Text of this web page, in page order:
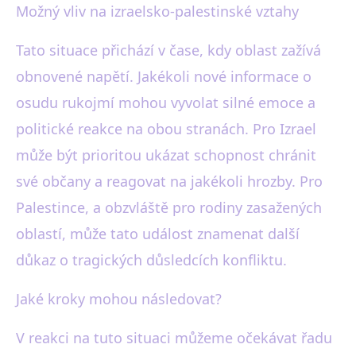
Možný vliv na izraelsko-palestinské vztahy
Tato situace přichází v čase, kdy oblast zažívá
obnovené napětí. Jakékoli nové informace o
osudu rukojmí mohou vyvolat silné emoce a
politické reakce na obou stranách. Pro Izrael
může být prioritou ukázat schopnost chránit
své občany a reagovat na jakékoli hrozby. Pro
Palestince, a obzvláště pro rodiny zasažených
oblastí, může tato událost znamenat další
důkaz o tragických důsledcích konfliktu.
Jaké kroky mohou následovat?
V reakci na tuto situaci můžeme očekávat řadu